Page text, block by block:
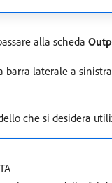
alla scheda
barra laterale a
che si desidera